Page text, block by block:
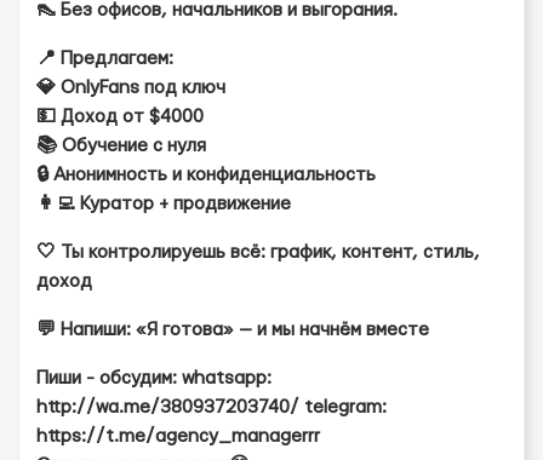
👠 Без офисов, начальников и выгорания.
📍 Предлагаем:
💎 OnlyFans под ключ
💵 Доход от $4000
📚 Обучение с нуля
🔒 Анонимность и конфиденциальность
👩‍💻 Куратор + продвижение
🤍 Ты контролируешь всё: график, контент, стиль,
доход
💬 Напиши: «Я готова» — и мы начнём вместе
Пиши - обсудим: whatsapp:
http://wa.me/380937203740/ telegram:
https://t.me/agency_managerrr